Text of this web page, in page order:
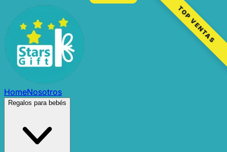
HomeNosotros
Regalos para bebés
TOP VENTAS